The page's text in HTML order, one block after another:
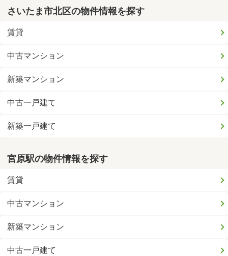
さいたま市北区の物件情報を探す
賃貸
中古マンション
新築マンション
中古一戸建て
新築一戸建て
宮原駅の物件情報を探す
賃貸
中古マンション
新築マンション
中古一戸建て